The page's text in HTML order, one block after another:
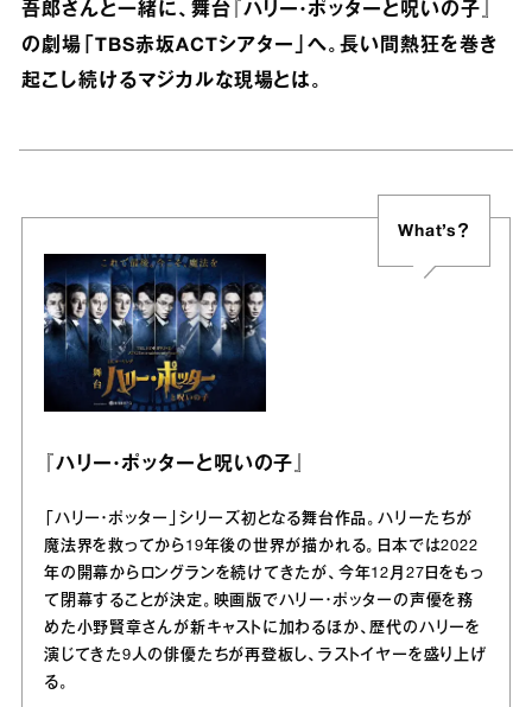
吾郎さんと一緒に、舞台『ハリー・ポッターと呪いの子』
の劇場「TBS赤坂ACTシアター」へ。長い間熱狂を巻き
起こし続けるマジカルな現場とは。
What’s？
『ハリー・ポッターと呪いの子』
「ハリー・ポッター」シリーズ初となる舞台作品。ハリーたちが
魔法界を救ってから19年後の世界が描かれる。日本では2022
年の開幕からロングランを続けてきたが、今年12月27日をもっ
て閉幕することが決定。映画版でハリー・ポッターの声優を務
めた小野賢章さんが新キャストに加わるほか、歴代のハリーを
演じてきた9人の俳優たちが再登板し、ラストイヤーを盛り上げ
る。